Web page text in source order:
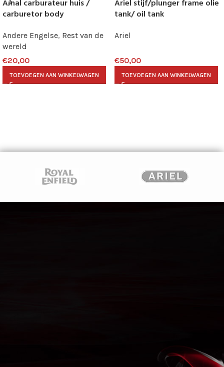
Amal carburateur huis /
carburetor body
Andere Engelse, Rest van de
wereld
€20,00
TOEVOEGEN AAN WINKELWAGEN
Ariel stijf/plunger frame olie
tank/ oil tank
Ariel
€50,00
TOEVOEGEN AAN WINKELWAGEN